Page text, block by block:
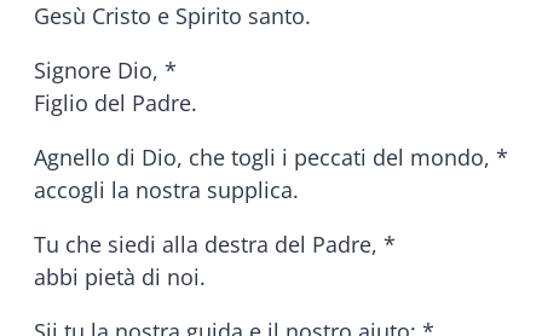
Gesù Cristo e Spirito santo.
Signore Dio, *
Figlio del Padre.
Agnello di Dio, che togli i peccati del mondo, *
accogli la nostra supplica.
Tu che siedi alla destra del Padre, *
abbi pietà di noi.